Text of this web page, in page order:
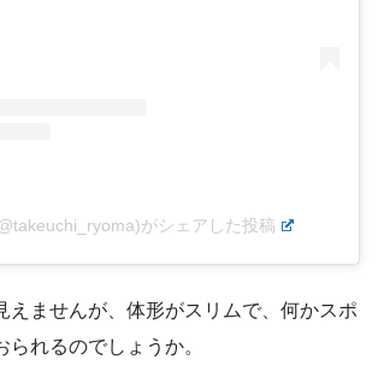
がシェアした投稿
えませんが、体形がスリムで、何かスポ
られるのでしょうか。